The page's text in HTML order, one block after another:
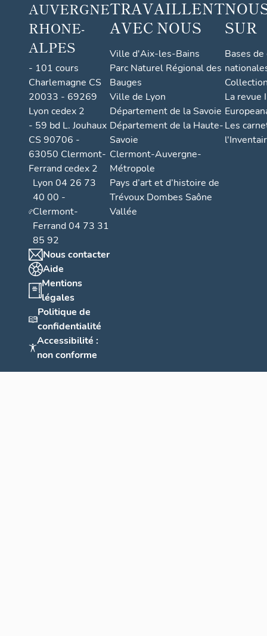
AUVERGNE
RHONE-
ALPES
- 101 cours
Charlemagne CS
20033 - 69269
Lyon cedex 2
- 59 bd L. Jouhaux
CS 90706 -
63050 Clermont-
Ferrand cedex 2
Lyon 04 26 73
40 00 -
Clermont-
Ferrand 04 73 31
85 92
Nous contacter
Aide
Mentions
légales
Politique de
confidentialité
Accessibilité :
non conforme
TRAVAILLENT
AVEC NOUS
Ville d'Aix-les-Bains
Parc Naturel Régional des
Bauges
Ville de Lyon
Département de la Savoie
Département de la Haute-
Savoie
Clermont-Auvergne-
Métropole
Pays d’art et d’histoire de
Trévoux Dombes Saône
Vallée
SUR
Bases
La revue
Les